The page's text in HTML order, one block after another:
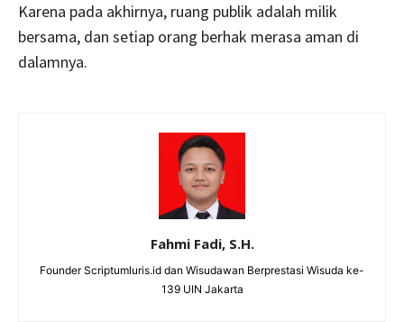
Karena pada akhirnya, ruang publik adalah milik
bersama, dan setiap orang berhak merasa aman di
dalamnya.
Fahmi Fadi, S.H.
Founder Scriptumluris.id dan Wisudawan Berprestasi Wisuda ke-
139 UIN Jakarta